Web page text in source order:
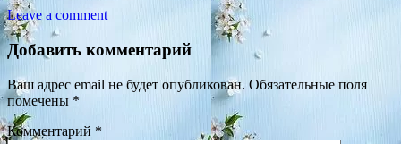
Leave a comment
Добавить комментарий
Ваш адрес email не будет опубликован. Обязательные поля
помечены *
Комментарий *